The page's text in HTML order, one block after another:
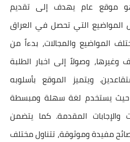
موقع عام يهدف إلى تقديم
المواضيع التي تحصل في العراق
المواضيع والمجالات، بدءاً من
وغيرها، وصولاً إلى اخبار الطلبة
ويتميز الموقع بأسلوبه
حيث يستخدم لغة سهلة ومبسطة
المقدمة. كما يتضمن
مفيدة وموثوقة، تتناول مختلف